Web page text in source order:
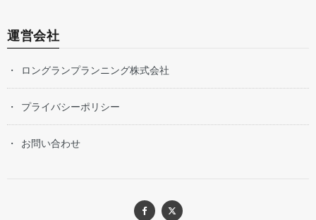
運営会社
ロングランプランニング株式会社
プライバシーポリシー
お問い合わせ